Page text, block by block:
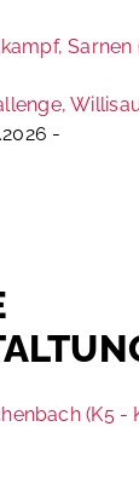
Sarnen
-
(K5 -